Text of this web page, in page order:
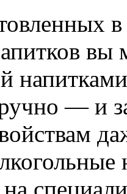
вы
— и